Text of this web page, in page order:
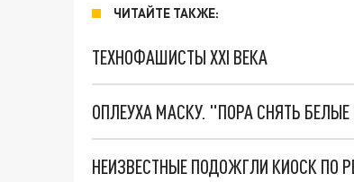
ЧИТАЙТЕ ТАКЖЕ:
ТЕХНОФАШИСТЫ XXI ВЕКА
ОПЛЕУХА МАСКУ. "ПОРА СНЯТЬ БЕЛЫЕ
НЕИЗВЕСТНЫЕ ПОДОЖГЛИ КИОСК ПО